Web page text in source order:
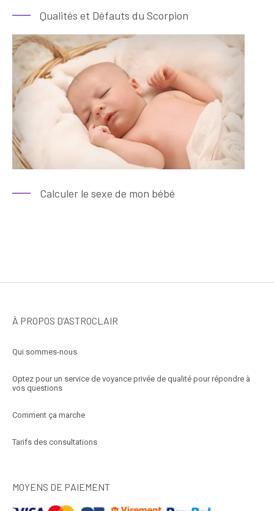
Qualités et Défauts du Scorpion
Calculer le sexe de mon bébé
À PROPOS D’ASTROCLAIR
Qui sommes-nous
Optez pour un service de voyance privée de qualité pour répondre à
vos questions
Comment ça marche
Tarifs des consultations
MOYENS DE PAIEMENT